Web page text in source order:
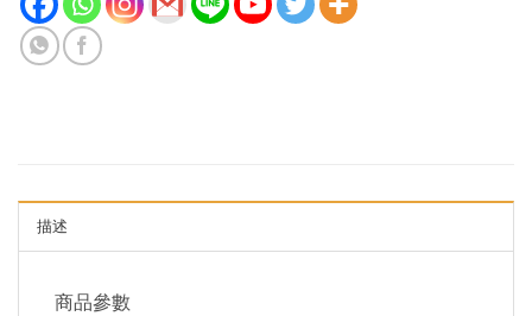
描述
商品參數